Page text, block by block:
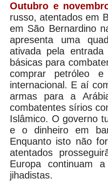
Outubro e
russo, atentados em
em São Bernardino
apresenta uma
ativada pela
básicas para
comprar petróleo
internacional. E aí
armas para a
combatentes sírios
Islâmico. O governo
e o dinheiro em
Enquanto isto não
atentados
Europa continuam
jihadistas.